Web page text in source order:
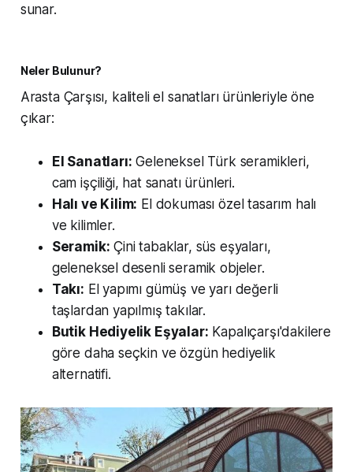
sunar.
Neler Bulunur?
Arasta Çarşısı, kaliteli el sanatları ürünleriyle öne
çıkar:
El Sanatları: Geleneksel Türk seramikleri,
cam işçiliği, hat sanatı ürünleri.
Halı ve Kilim: El dokuması özel tasarım halı
ve kilimler.
Seramik: Çini tabaklar, süs eşyaları,
geleneksel desenli seramik objeler.
Takı: El yapımı gümüş ve yarı değerli
taşlardan yapılmış takılar.
Butik Hediyelik Eşyalar: Kapalıçarşı'dakilere
göre daha seçkin ve özgün hediyelik
alternatifi.